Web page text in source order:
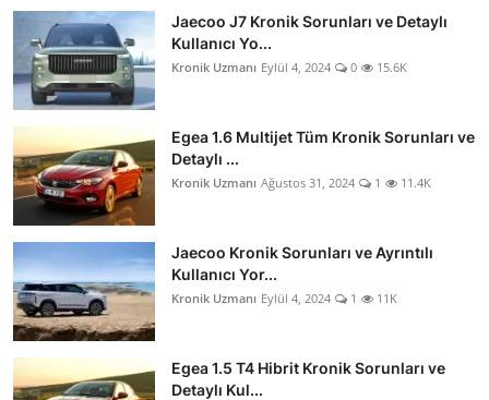
Jaecoo J7 Kronik Sorunları ve Detaylı
Kullanıcı Yo...
Kronik Uzmanı Eylül 4, 2024 0 15.6K
Egea 1.6 Multijet Tüm Kronik Sorunları ve
Detaylı ...
Kronik Uzmanı Ağustos 31, 2024 1 11.4K
Jaecoo Kronik Sorunları ve Ayrıntılı
Kullanıcı Yor...
Kronik Uzmanı Eylül 4, 2024 1 11K
Egea 1.5 T4 Hibrit Kronik Sorunları ve
Detaylı Kul...